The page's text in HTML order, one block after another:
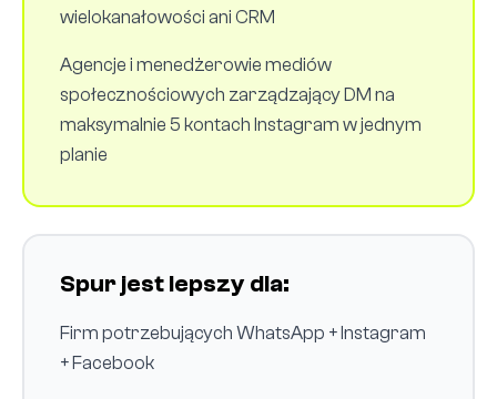
wielokanałowości ani CRM
Agencje i menedżerowie mediów
społecznościowych zarządzający DM na
maksymalnie 5 kontach Instagram w jednym
planie
Spur jest lepszy dla:
Firm potrzebujących WhatsApp + Instagram
+ Facebook